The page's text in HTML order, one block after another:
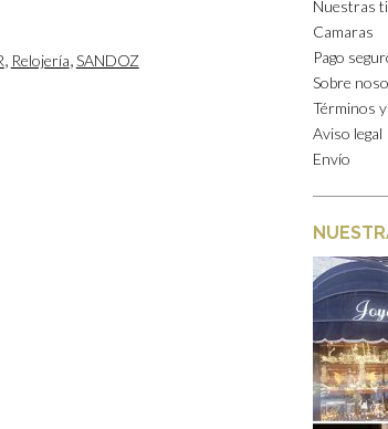
, Relojería,SANDOZ
Nuestras
Camaras
Pago
Sobre
Términos
Aviso legal
Envío